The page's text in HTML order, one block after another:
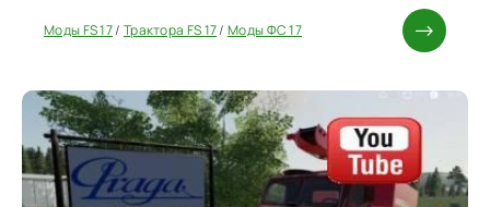
Моды FS 17/ Трактора FS 17/Моды ФС 17